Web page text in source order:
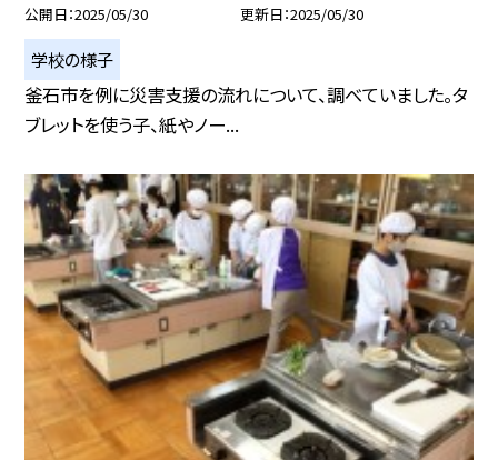
公開日 2025/05/30 更新日 2025/05/30
学校の様子
釜石市を例に災害支援の流れについて、調べていました。タ
ブレットを使う子、紙やノー...